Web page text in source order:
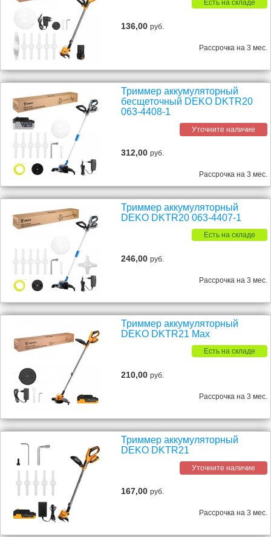
Есть на складе
136,00руб.
Рассрочка на 3 мес.
Триммер аккумуляторный
бесщеточный DEKO DKTR20
063-4408-1
Уточните наличие
312,00руб.
Рассрочка на 3 мес.
Триммер аккумуляторный
DEKO DKTR20 063-4407-1
Есть на складе
246,00руб.
Рассрочка на 3 мес.
Триммер аккумуляторный
DEKO DKTR21 Max
Есть на складе
210,00руб.
Рассрочка на 3 мес.
Триммер аккумуляторный
DEKO DKTR21
Уточните наличие
167,00руб.
Рассрочка на 3 мес.